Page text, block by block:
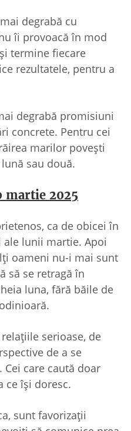
degrabă cu
îi provoacă în mod
termine fiecare
rezultatele, pentru a
degrabă promisiuni
concrete. Pentru cei
marilor povești
sau două.
martie 2025
ca de obicei în
lunii martie. Apoi
oameni nu-i mai sunt
să se retragă în
luna, fără băile de
serioase, de
de a se
care caută doar
ce își doresc.
sunt favorizații